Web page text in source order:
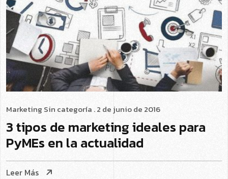
Marketing Sin categoría . 2 de junio de 2016
3 tipos de marketing ideales para
PyMEs en la actualidad
Leer Más